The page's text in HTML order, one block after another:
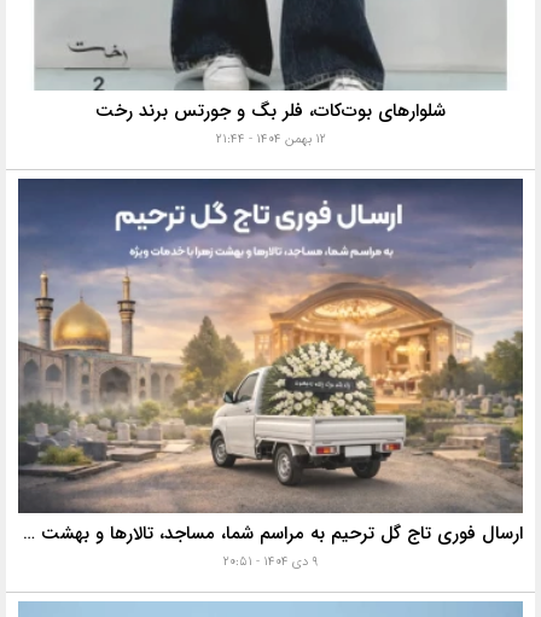
شلوارهای بوت‌کات، فلر بگ و جورتس برند رخت
۱۲ بهمن ۱۴۰۴ - ۲۱:۴۴
ارسال فوری تاج گل ترحیم به مراسم شما، مساجد، تالارها و بهشت زهرا با خدمات ویژه
۹ دی ۱۴۰۴ - ۲۰:۵۱